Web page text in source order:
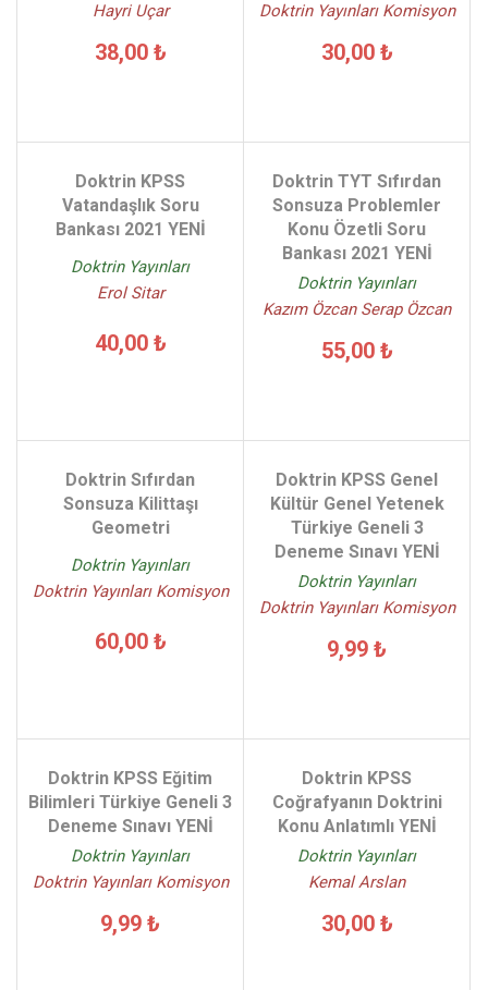
Hayri Uçar
38,00 ₺
Doktrin Yayınları Komisyon
30,00 ₺
Doktrin KPSS
Vatandaşlık Soru
Bankası 2021 YENİ
Doktrin Yayınları
Erol Sitar
40,00 ₺
Doktrin TYT Sıfırdan
Sonsuza Problemler
Konu Özetli Soru
Bankası 2021 YENİ
Doktrin Yayınları
Kazım Özcan Serap Özcan
55,00 ₺
Doktrin Sıfırdan
Sonsuza Kilittaşı
Geometri
Doktrin Yayınları
Doktrin Yayınları Komisyon
60,00 ₺
Doktrin KPSS Genel
Kültür Genel Yetenek
Türkiye Geneli 3
Deneme Sınavı YENİ
Doktrin Yayınları
Doktrin Yayınları Komisyon
9,99 ₺
Doktrin KPSS Eğitim
Bilimleri Türkiye Geneli 3
Deneme Sınavı YENİ
Doktrin Yayınları
Doktrin Yayınları Komisyon
9,99 ₺
Doktrin KPSS
Coğrafyanın Doktrini
Konu Anlatımlı YENİ
Doktrin Yayınları
Kemal Arslan
30,00 ₺